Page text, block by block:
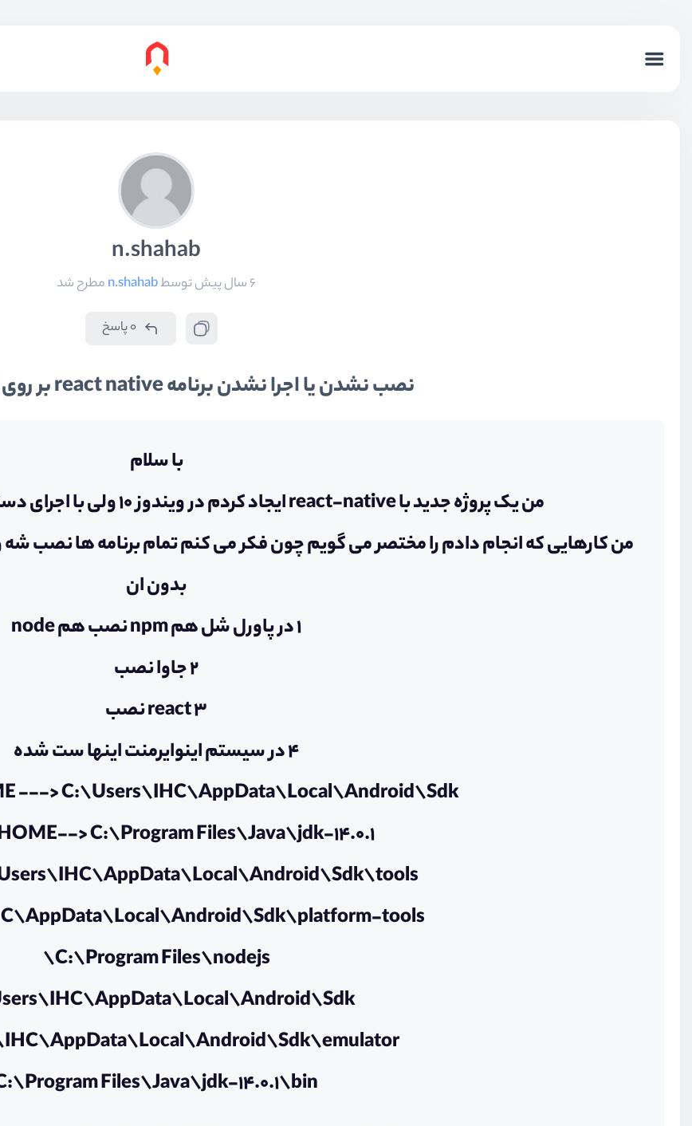
n.shahab
6 سال پیش توسطn.shahabمطرح شد
0 پاسخ
نصب نشدن یا اجرا نشدن برنامه react native بر روی شبیه ساز ها
با سلام
من یک پروژه جدید با react-native ایجاد کردم در ویندوز 10 ولی با اجرای دستور run-android اجرا نمی شود
من کارهایی که انجام دادم را مختصر می گویم چون فکر می کنم تمام برنامه ها نصب شه
بدون ان
1 در پاورل شل هم npm نصب هم node
2 جاوا نصب
3 react نصب
4 در سیستم اینوایرمنت اینها ست شده
---> C:\Users\IHC\AppData\Local\Android\Sdk
> C:\Program Files\Java\jdk-14.0.1
tools
C:\Program Files\nodejs\
Files\Java\jdk-14.0.1\bin